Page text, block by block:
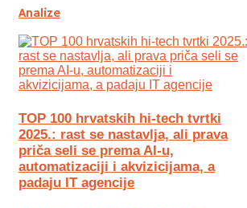
Analize
TOP 100 hrvatskih hi-tech tvrtki
2025.: rast se nastavlja, ali prava
priča seli se prema AI-u,
automatizaciji i akvizicijama, a
padaju IT agencije